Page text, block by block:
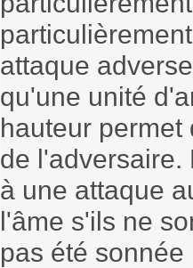
attaque
qu'une unité
hauteur
de l'adversaire.
à une attaque
l'âme s'ils ne
pas été